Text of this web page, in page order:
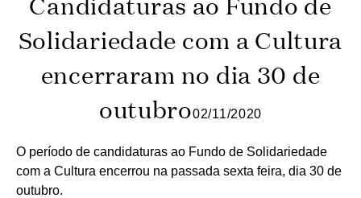
Solidariedade com a Cultura
encerraram no dia 30 de
outubro02/11/2020
O período de candidaturas ao Fundo de Solidariedade
com a Cultura encerrou na passada sexta feira, dia 30 de
outubro.